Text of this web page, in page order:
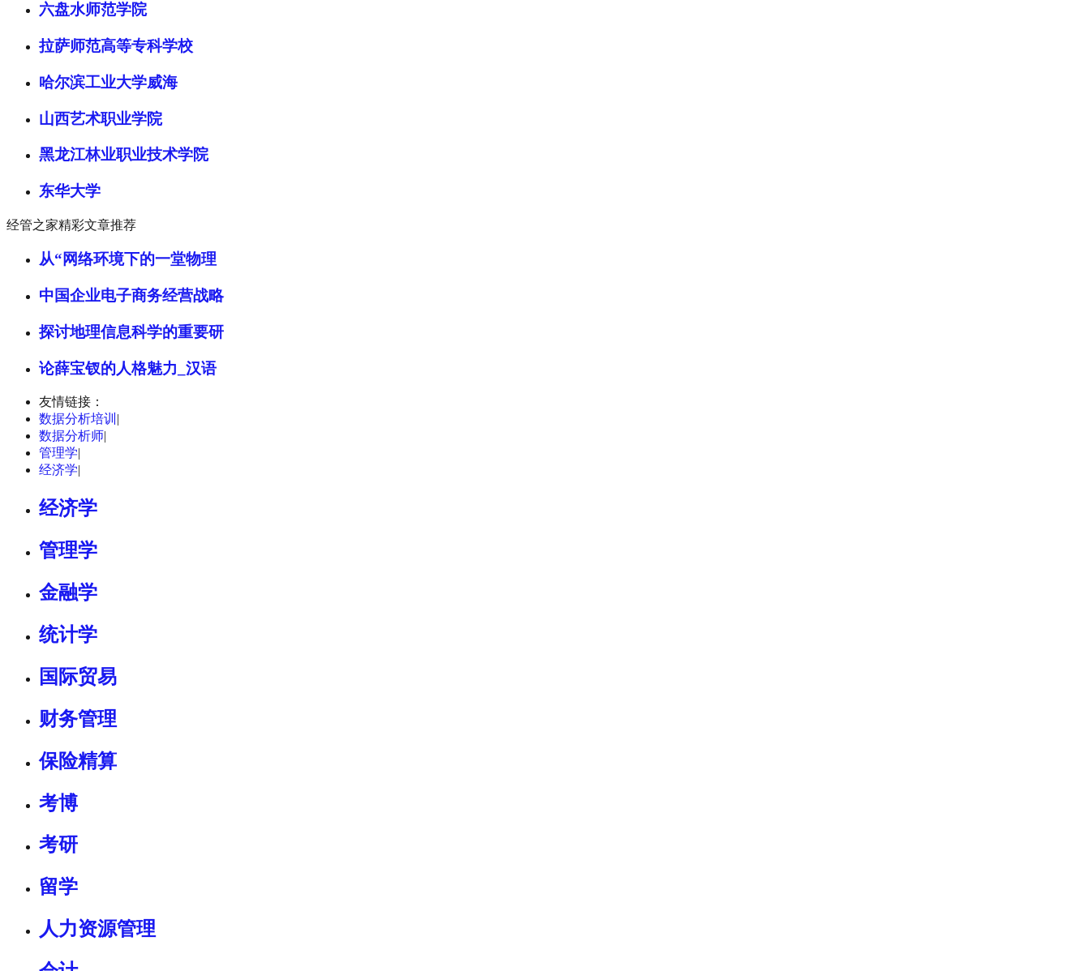
六盘水师范学院
拉萨师范高等专科学校
哈尔滨工业大学威海
山西艺术职业学院
黑龙江林业职业技术学院
东华大学
经管之家精彩文章推荐
从“网络环境下的一堂物理
中国企业电子商务经营战略
探讨地理信息科学的重要研
论薛宝钗的人格魅力_汉语
友情链接：
数据分析培训 |
数据分析师|
管理学|
经济学|
经济学
管理学
金融学
统计学
国际贸易
财务管理
保险精算
考博
考研
留学
人力资源管理